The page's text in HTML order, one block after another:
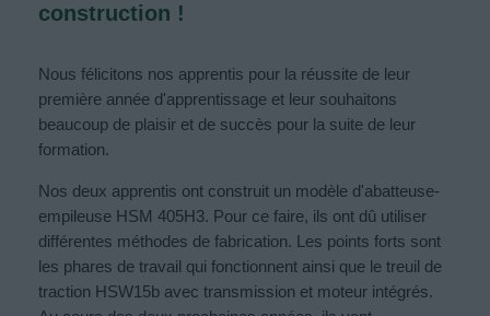
construction !
Nous félicitons nos apprentis pour la réussite de leur
première année d'apprentissage et leur souhaitons
beaucoup de plaisir et de succès pour la suite de leur
formation.
Nos deux apprentis ont construit un modèle d'abatteuse-
empileuse HSM 405H3. Pour ce faire, ils ont dû utiliser
différentes méthodes de fabrication. Les points forts sont
les phares de travail qui fonctionnent ainsi que le treuil de
traction HSW15b avec transmission et moteur intégrés.